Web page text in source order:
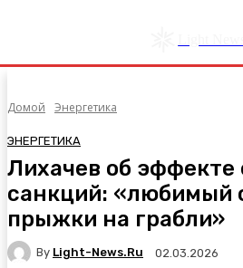
Домой Энергетика
ЭНЕРГЕТИКА
Лихачев об эффекте
санкций: «любимый
прыжки на грабли»
By Light-News.ru 02.03.2026